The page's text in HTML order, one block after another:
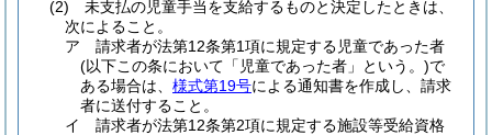
(2)
未支払の児童手当を支給するものと決定したときは、
次によること。
ア
請求者が法第12条第1項に規定する児童であった者
(以下この条において「児童であった者」という。)で
ある場合は、 様式第19号による通知書を作成し、請求
者に送付すること。
イ
請求者が法第12条第2項に規定する施設等受給資格